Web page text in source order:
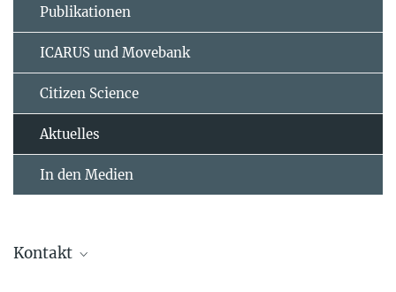
Publikationen
ICARUS und Movebank
Citizen Science
Aktuelles
In den Medien
Kontakt